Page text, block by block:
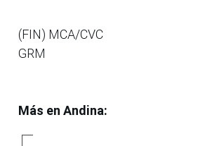
(FIN) MCA/CVC
GRM
Más en Andina: